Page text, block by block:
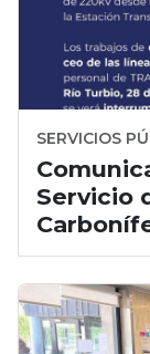
SERVICIOS
Servicio